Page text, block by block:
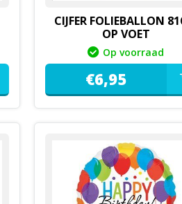
CIJFER FOLIEBALLON
OP VOET
Op voorraad
€6,95